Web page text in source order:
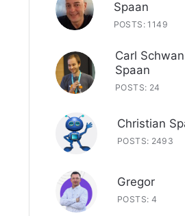
Spaan
POSTS: 1149
Carl
Spaan
POSTS: 24
Christian
POSTS: 2493
Gregor
POSTS: 4